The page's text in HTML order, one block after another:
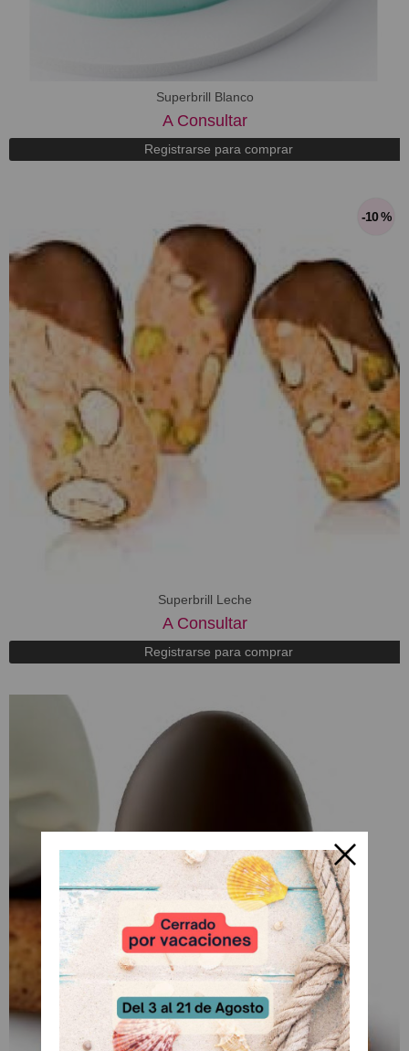
Superbrill Blanco
A Consultar
Registrarse para comprar
-10 %
Superbrill Leche
A Consultar
Registrarse para comprar